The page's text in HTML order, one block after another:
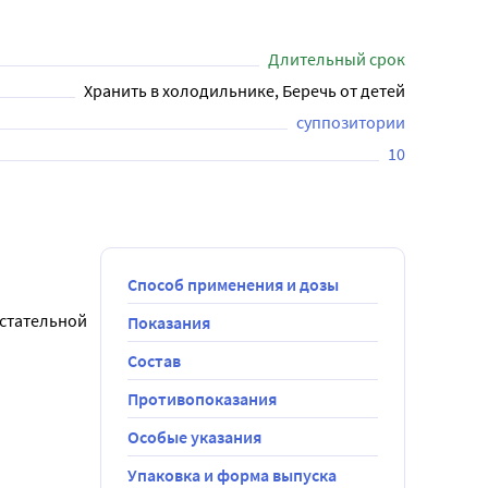
Длительный срок
Хранить в холодильнике, Беречь от детей
суппозитории
10
Способ применения и дозы
Показания
Состав
Противопоказания
Особые указания
Упаковка и форма выпуска